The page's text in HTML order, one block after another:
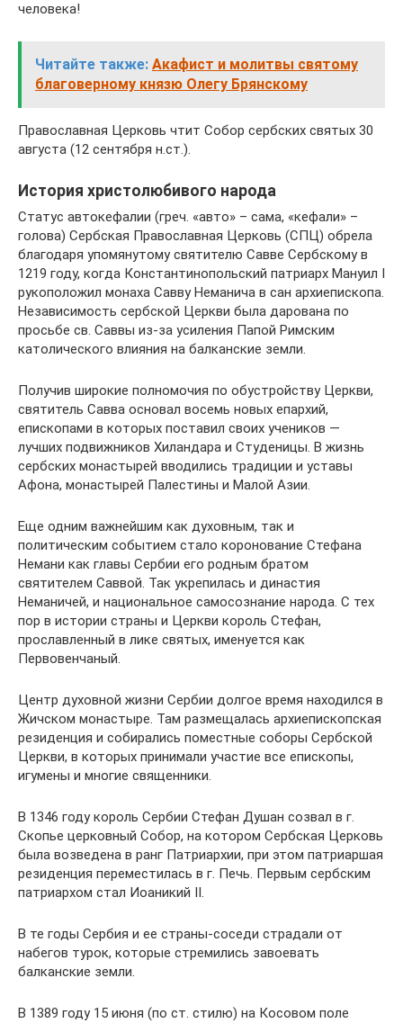
человека!
Читайте также: Акафист и молитвы святому
благоверному князю Олегу Брянскому
Православная Церковь чтит Собор сербских святых 30
августа (12 сентября н.ст.).
История христолюбивого народа
Статус автокефалии (греч. «авто» – сама, «кефали» –
голова) Сербская Православная Церковь (СПЦ) обрела
благодаря упомянутому святителю Савве Сербскому в
1219 году, когда Константинопольский патриарх Мануил I
рукоположил монаха Савву Неманича в сан архиепископа.
Независимость сербской Церкви была дарована по
просьбе св. Саввы из-за усиления Папой Римским
католического влияния на балканские земли.
Получив широкие полномочия по обустройству Церкви,
святитель Савва основал восемь новых епархий,
епископами в которых поставил своих учеников —
лучших подвижников Хиландара и Студеницы. В жизнь
сербских монастырей вводились традиции и уставы
Афона, монастырей Палестины и Малой Азии.
Еще одним важнейшим как духовным, так и
политическим событием стало коронование Стефана
Немани как главы Сербии его родным братом
святителем Саввой. Так укрепилась и династия
Неманичей, и национальное самосознание народа. С тех
пор в истории страны и Церкви король Стефан,
прославленный в лике святых, именуется как
Первовенчаный.
Центр духовной жизни Сербии долгое время находился в
Жичском монастыре. Там размещалась архиепископская
резиденция и собирались поместные соборы Сербской
Церкви, в которых принимали участие все епископы,
игумены и многие священники.
В 1346 году король Сербии Стефан Душан созвал в г.
Скопье церковный Собор, на котором Сербская Церковь
была возведена в ранг Патриархии, при этом патриаршая
резиденция переместилась в г. Печь. Первым сербским
патриархом стал Иоаникий II.
В те годы Сербия и ее страны-соседи страдали от
набегов турок, которые стремились завоевать
балканские земли.
В 1389 году 15 июня (по ст. стилю) на Косовом поле